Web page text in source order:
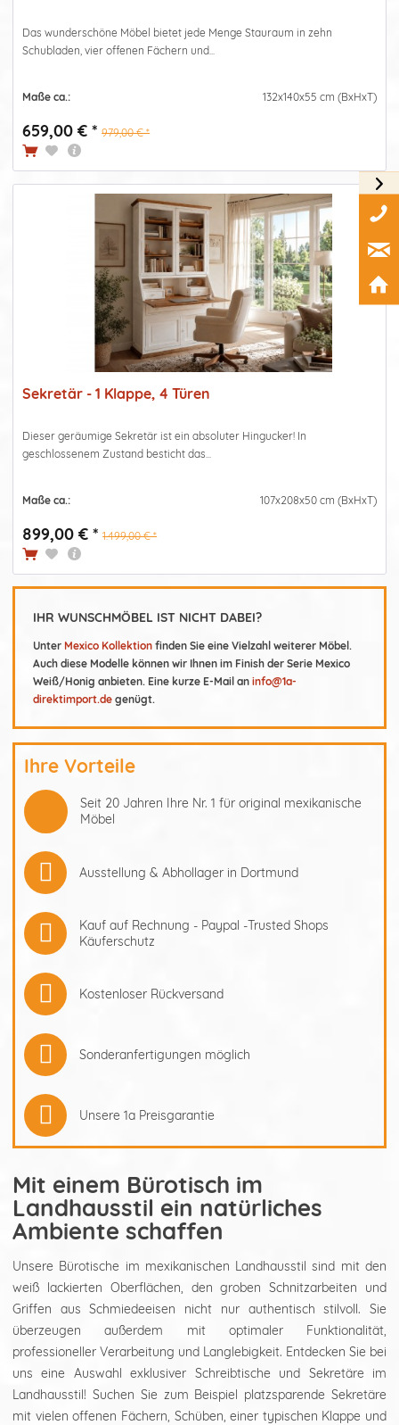
Das wunderschöne Möbel bietet jede Menge Stauraum in zehn
Schubladen, vier offenen Fächern und...
Maße ca.: 132x140x55 cm (BxHxT)
659,00 € * 979,00 € *
Sekretär - 1 Klappe, 4 Türen
Dieser geräumige Sekretär ist ein absoluter Hingucker! In
geschlossenem Zustand besticht das...
Maße ca.: 107x208x50 cm (BxHxT)
899,00 € * 1.499,00 € *
IHR WUNSCHMÖBEL IST NICHT DABEI?
Unter Mexico Kollektion finden Sie eine Vielzahl weiterer Möbel.
Auch diese Modelle können wir Ihnen im Finish der Serie Mexico
Weiß/Honig anbieten. Eine kurze E-Mail an info@1a-
direktimport.de genügt.
Ihre Vorteile
Seit 20 Jahren Ihre Nr. 1 für original mexikanische
Möbel
Ausstellung & Abhollager in Dortmund
Kauf auf Rechnung - Paypal -Trusted Shops
Käuferschutz
Kostenloser Rückversand
Sonderanfertigungen möglich
Unsere 1a Preisgarantie
Mit einem Bürotisch im
Landhausstil ein natürliches
Ambiente schaffen
Unsere Bürotische im mexikanischen Landhausstil sind mit den
weiß lackierten Oberflächen, den groben Schnitzarbeiten und
Griffen aus Schmiedeeisen nicht nur authentisch stilvoll. Sie
überzeugen außerdem mit optimaler Funktionalität,
professioneller Verarbeitung und Langlebigkeit. Entdecken Sie bei
uns eine Auswahl exklusiver Schreibtische und Sekretäre im
Landhausstil! Suchen Sie zum Beispiel platzsparende Sekretäre
mit vielen offenen Fächern, Schüben, einer typischen Klappe und